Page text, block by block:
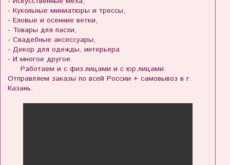
- Кукольные миниатюры и трессы,
- Еловые и осенние ветки,
- Товары для пасхи,
- Свадебные аксессуары,
- Декор для одежды, интерьера
- И многое другое.
Работаем и с физ.лицами и с юр.лицами.
Отправляем заказы по всей России + самовывоз в г.
Казань.